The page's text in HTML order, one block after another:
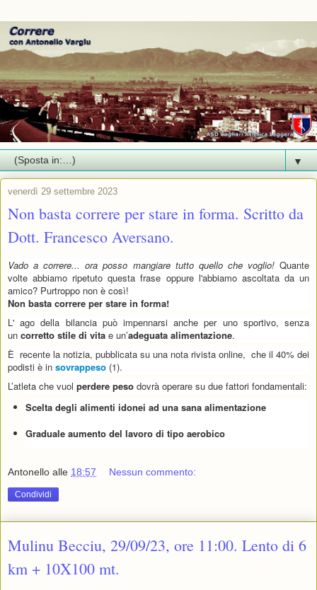
▼
venerdì 29 settembre 2023
Non basta correre per stare in forma. Scritto da
Dott. Francesco Aversano.
Vado a correre... ora posso mangiare tutto quello che voglio! Quante
volte abbiamo ripetuto questa frase oppure l'abbiamo ascoltata da un
amico? Purtroppo non è così!
Non basta correre per stare in forma!
L' ago della bilancia può impennarsi anche per uno sportivo, senza
un corretto stile di vita e un’adeguata alimentazione.
È recente la notizia, pubblicata su una nota rivista online, che il 40% dei
podisti è in sovrappeso (1).
L’atleta che vuol perdere peso dovrà operare su due fattori fondamentali:
Scelta degli alimenti idonei ad una sana alimentazione
Graduale aumento del lavoro di tipo aerobico
Antonello alle 18:57 Nessun commento:
Condividi
Mulinu Becciu, 29/09/23, ore 11:00. Lento di 6
km + 10X100 mt.